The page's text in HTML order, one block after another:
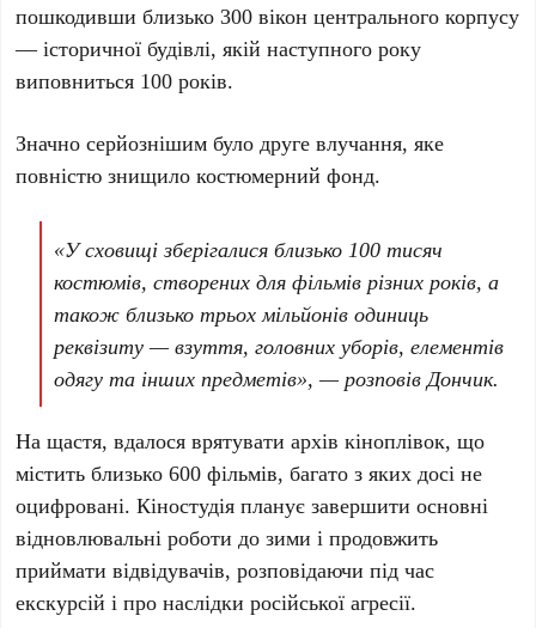
пошкодившиблизько 300 вікон центрального корпусу
— історичної будівлі, якій наступного року
виповниться 100 років.
Значно серйознішим було друге влучання, яке
повністю знищило костюмерний фонд.
«У сховищі зберігалися близько100 тисяч
костюмів, створених для фільмів різних років, а
також близькотрьох мільйонів одиниць
реквізиту— взуття, головних уборів, елементів
одягу та інших предметів», — розповів Дончик.
На щастя, вдалося врятувати архів кіноплівок, що
містить близько600 фільмів, багато з яких досі не
оцифровані. Кіностудія планує завершити основні
відновлювальні роботи до зими і продовжить
приймати відвідувачів, розповідаючи під час
екскурсій і про наслідки російської агресії.